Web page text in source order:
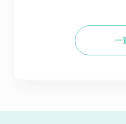
一